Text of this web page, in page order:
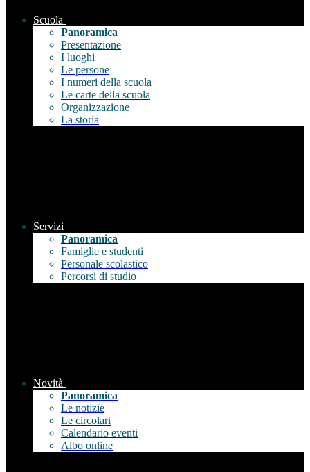
Scuola
Panoramica
Presentazione
I luoghi
Le persone
I numeri della scuola
Le carte della scuola
Organizzazione
La storia
Servizi
Panoramica
Famiglie e studenti
Personale scolastico
Percorsi di studio
Novità
Panoramica
Le notizie
Le circolari
Calendario eventi
Albo online